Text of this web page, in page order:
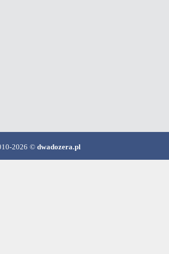
2026 © dwadozera.pl